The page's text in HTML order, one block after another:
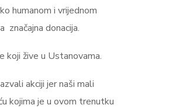
humanom i vrijednom
značajna donacija.
koji žive u Ustanovama.
akciji jer naši mali
kojima je u ovom trenutku